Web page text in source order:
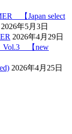
【Japan select
2026年5月3日
2026年4月29日
Vol.3 【new
2026年4月25日